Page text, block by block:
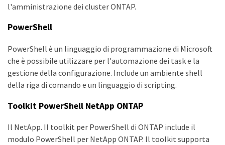
l'amministrazione dei cluster ONTAP.
PowerShell
PowerShell è un linguaggio di programmazione di Microsoft
che è possibile utilizzare per l'automazione dei task e la
gestione della configurazione. Include un ambiente shell
della riga di comando e un linguaggio di scripting.
Toolkit PowerShell NetApp ONTAP
Il NetApp. Il toolkit per PowerShell di ONTAP include il
modulo PowerShell per NetApp ONTAP. Il toolkit supporta